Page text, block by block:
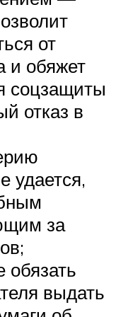
от
и обяжет
соцзащиты
отказ в
удается,
за
обязать
выдать